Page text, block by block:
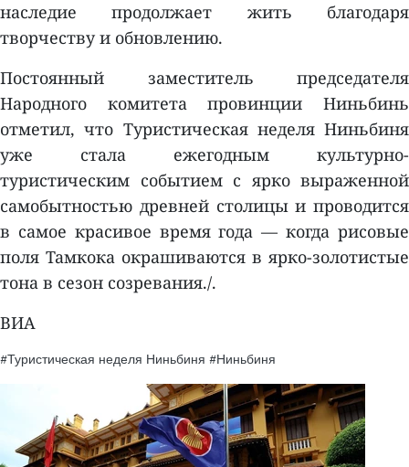
наследие продолжает жить благодаря
творчеству и обновлению.
Постоянный заместитель председателя
Народного комитета провинции Ниньбинь
отметил, что Туристическая неделя Ниньбиня
уже стала ежегодным культурно-
туристическим событием с ярко выраженной
самобытностью древней столицы и проводится
в самое красивое время года — когда рисовые
поля Тамкока окрашиваются в ярко-золотистые
тона в сезон созревания./.
ВИA
#Туристическая неделя Ниньбиня #Ниньбиня